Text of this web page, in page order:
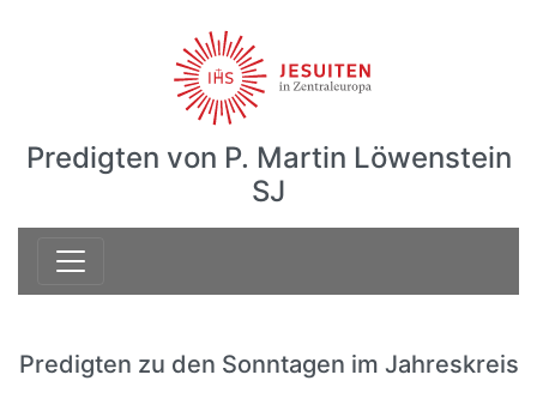
Predigten von P. Martin Löwenstein
SJ
Predigten zu den Sonntagen im Jahreskreis